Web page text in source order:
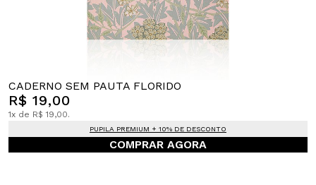
CADERNO SEM PAUTA FLORIDO
R$ 19,00
1x de R$ 19,00.
PUPILA PREMIUM + 10% DE DESCONTO
COMPRAR AGORA